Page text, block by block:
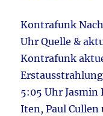
Kontrafunk
Uhr Quelle &
Kontrafunk
5:05 Uhr Jasmin
Iten, Paul Cullen